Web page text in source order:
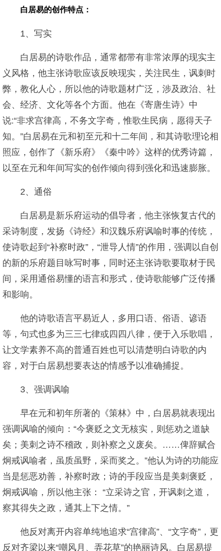
白居易的创作特点：
1、写实
白居易的诗歌作品，通常都带有非常浓厚的现实主
义风格，他主张诗歌应该反映现实，关注民生，讽刺时
弊，教化人心，所以他的诗歌题材广泛，涉及政治、社
会、经济、文化等各个方面。他在《寄唐生诗》中
说:“非求宫律高，不务文字奇，惟歌生民病，愿得天子
知。”白居易在元和初至元和十二年间，和其诗歌理论相
照应，创作了《新乐府》《秦中吟》这样的优秀诗篇，
以至在元和年间写实的创作倾向得到强化和迅速膨胀。
2、通俗
白居易是新乐府运动的倡导者，他主张恢复古代的
采诗制度，发扬《诗经》和汉魏乐府讽喻时事的传统，
使诗歌起到“补察时政”，“泄导人情”的作用，强调以自创
的新的乐府题目咏写时事，同时还主张诗歌要取材于民
间，采用通俗易懂的语言和形式，使诗歌能够广泛传播
和影响。
他的诗歌语言平易近人，多用口语、俗语、谚语
等，句式也多为三三七律或四四八律，便于入乐歌唱，
让文学素养不高的普通百姓也可以清楚明白诗歌的内
容，对于白居易想要表达的情感予以准确捕捉。
3、强调讽喻
早在元和初年所著的《策林》中，白居易就表现出
强调讽喻的倾向：“今褒贬之文无核实，则惩劝之道缺
矣；美刺之诗不稽政，则补察之义废矣。……俾辞赋合
炯戒讽喻者，虽质虽野，采而奖之。”他认为诗的功能应
当是惩恶劝善，补察时政；诗的手段应当是美刺褒贬，
炯戒讽喻，所以他主张： “立采诗之官，开讽刺之道，
察其得失之政，通其上下之情。”
他反对离开内容单纯地追求“宫律高”、“文字奇”，更
反对齐梁以来“嘲风月、弄花草”的艳丽诗风。白居易提